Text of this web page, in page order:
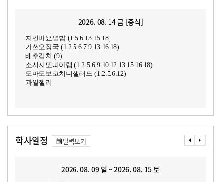
2026. 08. 14 금 [중식]
치킨마요덮밥 (1.5.6.13.15.18)
가쓰오장국 (1.2.5.6.7.9.13.16.18)
배추김치 (9)
소시지또띠아랩 (1.2.5.6.9.10.12.13.15.16.18)
토마토보코치니샐러드 (1.2.5.6.12)
과일젤리
학사일정 달력보기
2026. 08. 09 일 ~ 2026. 08. 15 토